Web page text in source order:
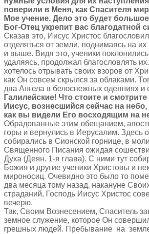
поверили в Меня, как Спасителя
Мое учение. Дело это будет
Бог-Отец укрепит вас благодатной
Сказав это, Иисус Христос
отделяться от земли, поднимаясь на
и выше. Видя это, ученики
удаляясь, продолжал благословлять
хотелось отрывать своих взоров от
как Он совсем скрылся за облаками.
два Ангела в белоснежных одеяниях и
Галилейские! Что стоите и
Иисус, вознесшийся сейчас на небо,
как вы видели Его восходящим на
Обрадованные этим обещанием,
горы и вернулись в Иерусалим. Здесь
собирались в Сионской горнице, в
Священного Писания ожидая
Духа (Деян. 1-я глава). С ними тут
Божия и другие ученики Христовы и
мироносиц. Очевидно это было то
два месяца тому назад, накануне
страданий, Господь Иисус Христос
вечерю.
Так, Своим Вознесением, Спаситель
земное служение, которое Он
грешных людей. Пребывание на